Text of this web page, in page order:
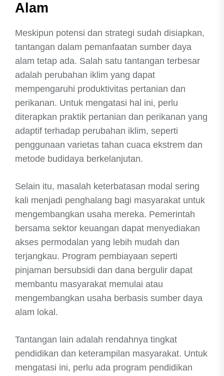
Alam
Meskipun potensi dan strategi sudah disiapkan,
tantangan dalam pemanfaatan sumber daya
alam tetap ada. Salah satu tantangan terbesar
adalah perubahan iklim yang dapat
mempengaruhi produktivitas pertanian dan
perikanan. Untuk mengatasi hal ini, perlu
diterapkan praktik pertanian dan perikanan yang
adaptif terhadap perubahan iklim, seperti
penggunaan varietas tahan cuaca ekstrem dan
metode budidaya berkelanjutan.
Selain itu, masalah keterbatasan modal sering
kali menjadi penghalang bagi masyarakat untuk
mengembangkan usaha mereka. Pemerintah
bersama sektor keuangan dapat menyediakan
akses permodalan yang lebih mudah dan
terjangkau. Program pembiayaan seperti
pinjaman bersubsidi dan dana bergulir dapat
membantu masyarakat memulai atau
mengembangkan usaha berbasis sumber daya
alam lokal.
Tantangan lain adalah rendahnya tingkat
pendidikan dan keterampilan masyarakat. Untuk
mengatasi ini, perlu ada program pendidikan